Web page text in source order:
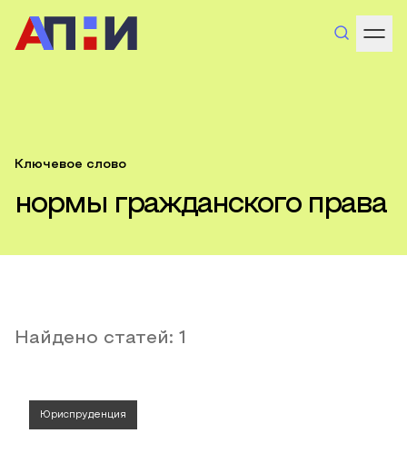
Ключевое слово
нормы гражданского права
Найдено статей: 1
Юриспруденция